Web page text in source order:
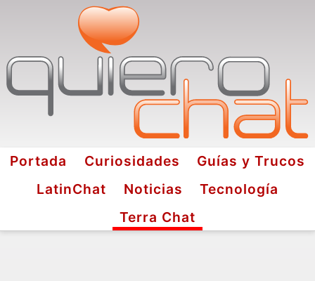
Portada Curiosidades
Guías y Trucos
LatinChat
Noticias
Tecnología
Terra Chat